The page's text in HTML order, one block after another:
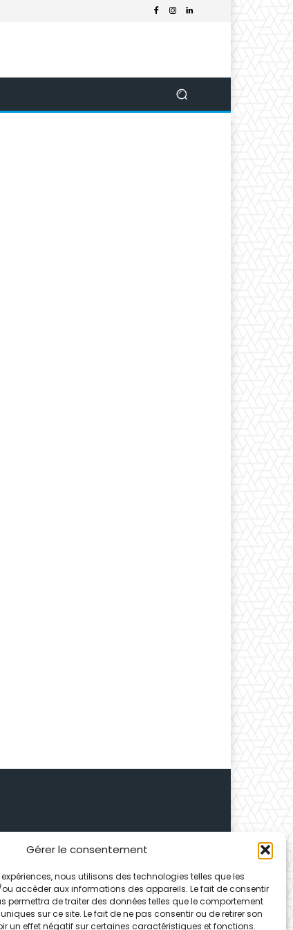
Gérer le consentement
nous utilisons des technologies telles que les
accéder aux informations des appareils. Le fait de consentir
permettra de traiter des données telles que le comportement
sur ce site. Le fait de ne pas consentir ou de retirer son
un effet négatif sur certaines caractéristiques et fonctions.
1995, elle conçoit
partenaires.